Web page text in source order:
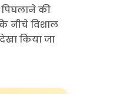
पिघलाने की
नीचे विशाल
किया जा